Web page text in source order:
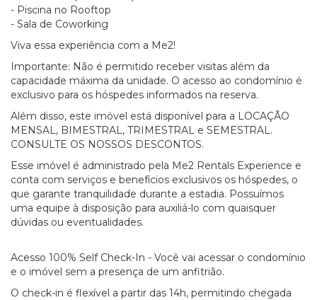
- Piscina no Rooftop
- Sala de Coworking
Viva essa experiência com a Me2!
Importante: Não é permitido receber visitas além da
capacidade máxima da unidade. O acesso ao condomínio é
exclusivo para os hóspedes informados na reserva.
Além disso, este imóvel está disponível para a LOCAÇÃO
MENSAL, BIMESTRAL, TRIMESTRAL e SEMESTRAL.
CONSULTE OS NOSSOS DESCONTOS.
Esse imóvel é administrado pela Me2 Rentals Experience e
conta com serviços e benefícios exclusivos os hóspedes, o
que garante tranquilidade durante a estadia. Possuímos
uma equipe à disposição para auxiliá-lo com quaisquer
dúvidas ou eventualidades.
Acesso 100% Self Check-In - Você vai acessar o condomínio
e o imóvel sem a presença de um anfitrião.
O check-in é flexível a partir das 14h, permitindo chegada